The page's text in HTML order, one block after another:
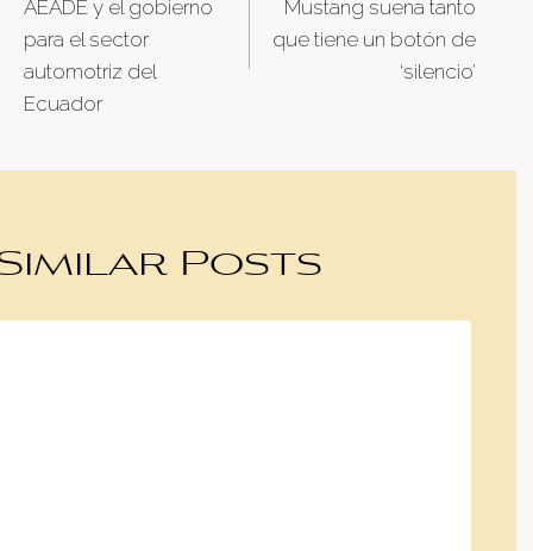
AEADE y el gobierno
para el sector
automotriz del
Ecuador
Mustang suena tanto
que tiene un botón de
‘silencio’
Posts